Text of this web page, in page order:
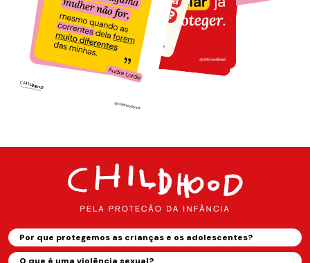
Por que protegemos as crianças e os adolescentes?